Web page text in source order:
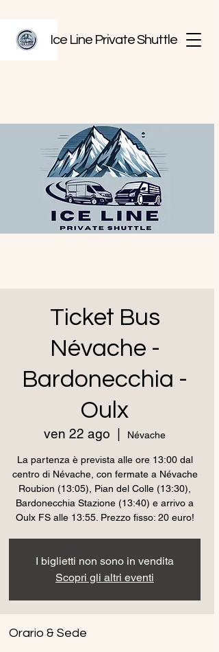
Ice Line Private Shuttle
Ticket Bus
Névache -
Bardonecchia -
Oulx
ven 22 ago Névache
La partenza è prevista alle ore 13:00 dal
centro di Névache, con fermate a Névache
Roubion (13:05), Pian del Colle (13:30),
Bardonecchia Stazione (13:40) e arrivo a
Oulx FS alle 13:55. Prezzo fisso: 20 euro!
I biglietti non sono in vendita
Scopri gli altri eventi
Orario & Sede